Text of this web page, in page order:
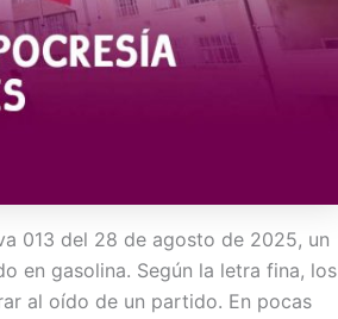
013 del 28 de agosto de 2025, un
en gasolina. Según la letra fina, los
al oído de un partido. En pocas